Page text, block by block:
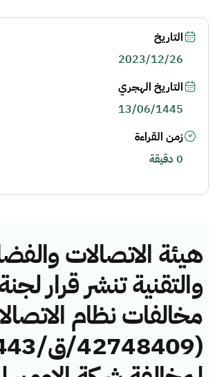
هيئة الاتصالات
والتقنية تنشر قرار
مخالفات نظام
التاريخ
2023/12/26
التاريخ الهجري
13/06/1445
زمن القراءة
0 دقيقة